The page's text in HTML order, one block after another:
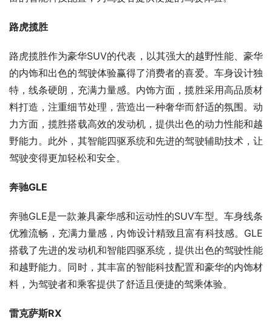
路虎揽胜
路虎揽胜作为豪华SUV的代表，以其强大的越野性能、豪华
的内饰和出色的驾驶体验赢得了消费者的喜爱。车身设计独
特，线条硬朗，充满力量感。内饰方面，揽胜采用高品质材
料打造，注重细节处理，营造出一种奢华而舒适的氛围。动
力方面，揽胜搭载高效的发动机，提供出色的动力性能和越
野能力。此外，其智能四驱系统和先进的驾驶辅助技术，让
驾驶变得更加轻松和安全。
奔驰GLE
奔驰GLE是一款兼具豪华感和运动性的SUV车型。车身线条
优雅流畅，充满力量感，内饰设计精致且富有科技感。GLE
搭载了先进的发动机和智能四驱系统，提供出色的驾驶性能
和越野能力。同时，其丰富的智能科技配置和豪华的内饰材
料，为驾驶者和乘客提供了舒适且便捷的驾乘体验。
雷克萨斯RX